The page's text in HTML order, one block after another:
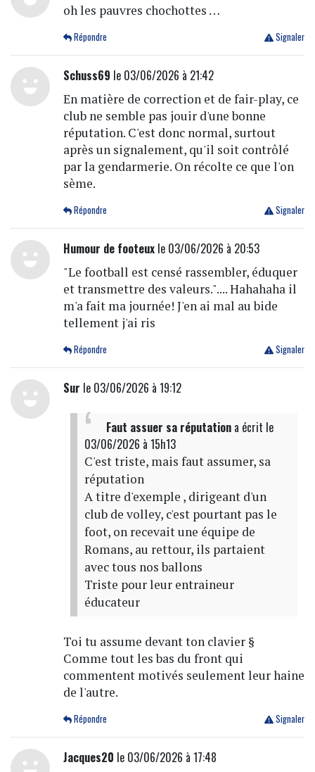
oh les pauvres chochottes …
Signaler
Répondre
Schuss69 le 03/06/2026 à 21:42
En matière de correction et de fair-play, ce
club ne semble pas jouir d'une bonne
réputation. C'est donc normal, surtout
après un signalement, qu'il soit contrôlé
par la gendarmerie. On récolte ce que l'on
sème.
Signaler
Répondre
Humour de footeuxle 03/06/2026 à 20:53
"Le football est censé rassembler, éduquer
et transmettre des valeurs.".... Hahahaha il
m'a fait ma journée! J'en ai mal au bide
tellement j'ai ris
Signaler
Répondre
Sur le 03/06/2026 à 19:12
Faut assuer sa réputationa écrit le
03/06/2026 à 15h13
C'est triste, mais faut assumer, sa
réputation
A titre d'exemple , dirigeant d'un
club de volley, c'est pourtant pas le
foot, on recevait une équipe de
Romans, au rettour, ils partaient
avec tous nos ballons
Triste pour leur entraineur
éducateur
Toi tu assume devant ton clavier §
Comme tout les bas du front qui
commentent motivés seulement leur haine
de l'autre.
Signaler
Répondre
Jacques20 le 03/06/2026 à 17:48